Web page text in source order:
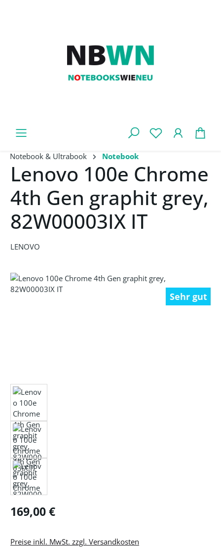
Notebook & Ultrabook Notebook
Lenovo 100e Chrome
4th Gen graphit grey,
82W00003IX IT
LENOVO
Bildergalerie überspringen
Sehr gut
Regulärer Preis:
169,00 €
Preise inkl. MwSt. zzgl. Versandkosten